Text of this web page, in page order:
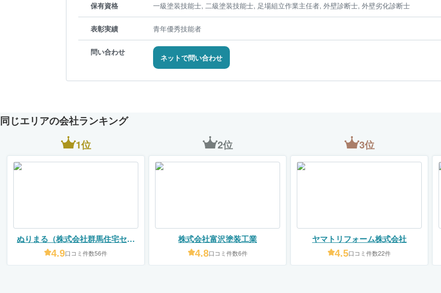
保有資格 一級塗装技能士, 二級塗装技能士, 足場組立作業主任者, 外壁診断士, 外壁劣化診断士
表彰実績 青年優秀技能者
問い合わせ
ネットで問い合わせ
同じエリアの会社ランキング
1位
ぬりまる（株式会社群馬住宅セン
ター）
4.9口コミ件数56件
2位
株式会社富沢塗装工業
4.8口コミ件数6件
3位
ヤマトリフォーム株式会社
4.5口コミ件数22件